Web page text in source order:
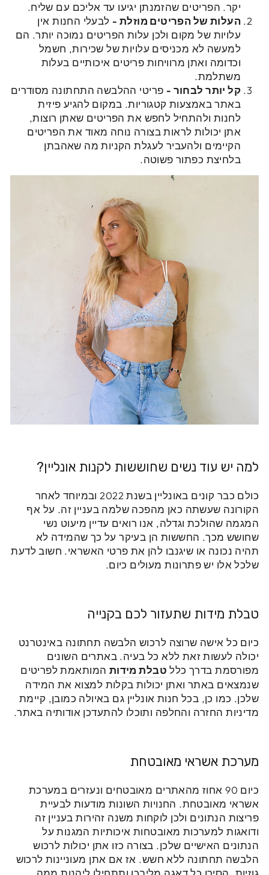
יקר. הפריטים שהזמנתן יגיעו עד אליכם עם שליח.
העלות של הפריטים מוזלת - לבעלי החנות אין
עלויות של מקום ולכן עלות הפריטים נמוכה יותר. הם
למעשה לא מכניסים עלויות של שכירות, חשמל
וכדומה ואתן מרוויחות פריטים איכותיים בעלות
משתלמת.
קל יותר לבחור - פריטי ההלבשה התחתונה מסודרים
באתר באמצעות קטגוריות. במקום להגיע פיזית
לחנות ולהתחיל לחפש את הפריטים שאתן רוצות,
אתן יכולות לראות בצורה נוחה מאוד את הפריטים
הקיימים ולהעביר לעגלת הקניות מה שאהבתן
בלחיצת כפתור פשוטה.
למה יש עוד נשים שחוששות לקנות אונליין?
כולם כבר קונים באונליין בשנת 2022 ובמיוחד לאחר
הקורונה שעשתה כאן מהפכה שלמה בעניין זה. על אף
המגמה שהולכת וגדלה, אנו רואים עדיין מיעוט נשי
שחושש מכך. החששות הן בעיקר על כך שהמידה לא
תהיה נכונה או שיגנבו להן את פרטי האשראי. חשוב לדעת
שלכל אלו יש פתרונות מעולים כיום.
טבלת מידות שתעזור לכם בקנייה
כיום כל אישה שרוצה לרכוש הלבשה תחתונה באינטרנט
יכולה לעשות זאת ללא כל בעיה. באתרים השונים
מפורסמת בדרך כלל טבלת מידות המותאמת לפריטים
שנמצאים באתר ואתן יכולות בקלות למצוא את המידה
שלכן. כמו כן, בכל חנות אונליין גם באיולה כמובן, קיימת
מדיניות החזרה והחלפה ותוכלו להתעדכן אודותיה באתר.
מערכת אשראי מאובטחת
כיום 90 אחוז מהאתרים מאובטחים ונעזרים במערכת
אשראי מאובטחת. החנויות השונות מודעות לבעיית
פריצות הנתונים ולכן לוקחות משנה זהירות בעניין זה
ודואגות למערכות מאובטחות איכותיות המגנות על
הנתונים האישיים שלכן. בצורה כזו אתן יכולות לרכוש
הלבשה תחתונה ללא חשש. אז אם אתן מעוניינות לרכוש